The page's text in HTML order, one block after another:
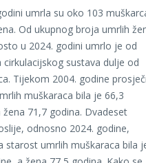
umrla su oko 103
Od ukupnog broja umrlih
u 2024. godini umrlo je od
cirkulacijskog sustava dulje od
Tijekom 2004. godine
muškaraca bila je 66,3
žena 71,7 godina. Dvadeset
odnosno 2024. godine,
starost umrlih muškaraca bila